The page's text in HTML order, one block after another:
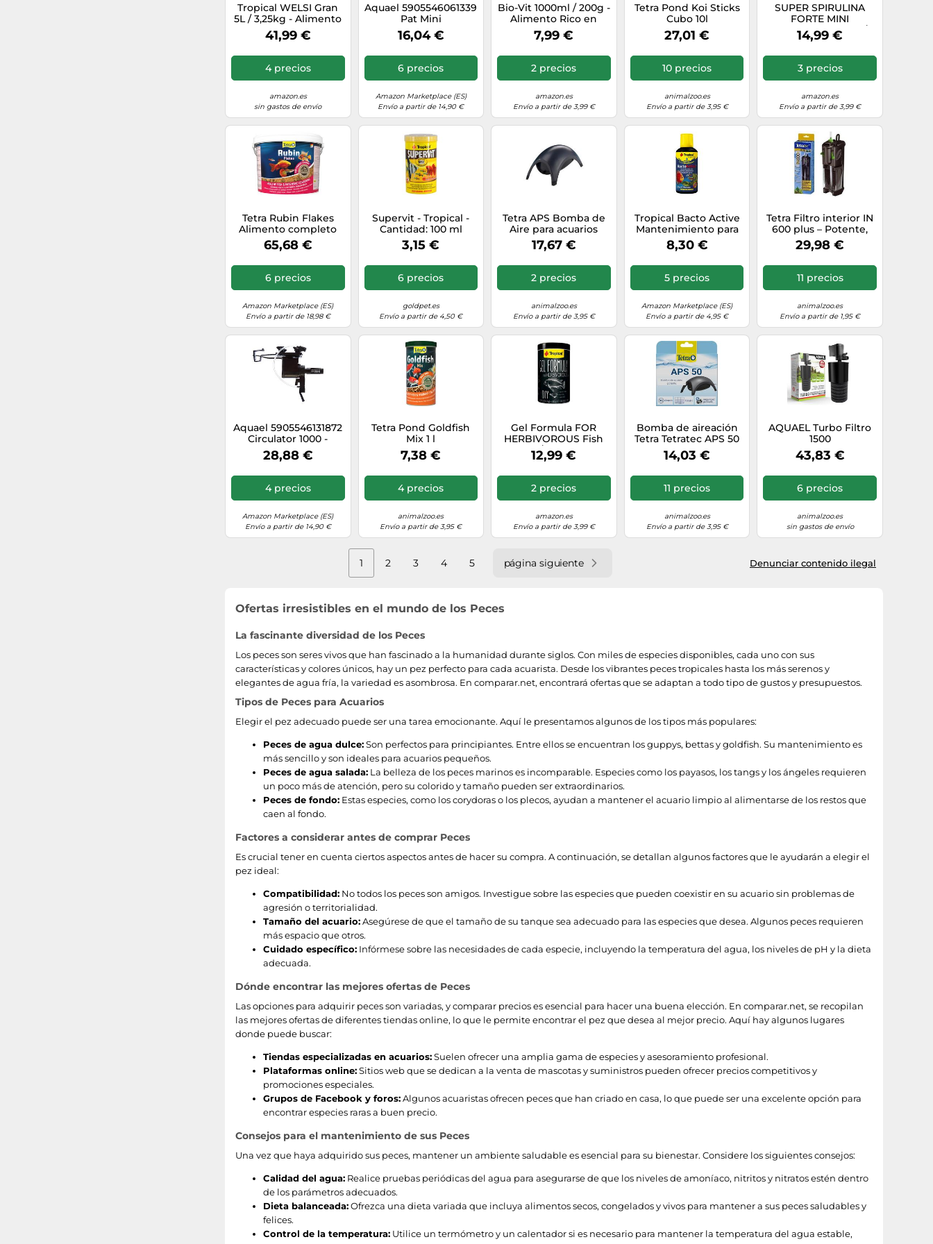
Tropical WELSI Gran
5L / 3,25kg - Alimento
Completo en Forma
de gránulos Multi-
Hunde para Peces
41,99 €
4 precios
amazon.es
sin gastos de envío
Aquael 5905546061339
Pat Mini
16,04 €
6 precios
Amazon Marketplace (ES)
Envío a partir de 14,90 €
Bio-Vit 1000ml / 200g -
Alimento Rico en
Ingredientes
Vegetales para Peces
7,99 €
2 precios
amazon.es
Envío a partir de 3,99 €
Tetra Pond Koi Sticks
Cubo 10l
27,01 €
10 precios
animalzoo.es
Envío a partir de 3,95 €
SUPER SPIRULINA
FORTE MINI
GRANULAT 250ml /
140g - Alimento
de agua dulce y
marina con altas
nutricionales
14,99 €
3 precios
amazon.es
Envío a partir de 3,99 €
Tetra Rubin Flakes
Alimento completo
en copos, 10 L
65,68 €
6 precios
Amazon Marketplace (ES)
Envío a partir de 18,98 €
Supervit - Tropical -
Cantidad: 100 ml
3,15 €
6 precios
goldpet.es
Envío a partir de 4,50 €
Tetra APS Bomba de
Aire para acuarios
17,67 €
2 precios
animalzoo.es
Envío a partir de 3,95 €
Tropical Bacto Active
Mantenimiento para
Acuariofilia 250 ML
8,30 €
5 precios
Amazon Marketplace (ES)
Envío a partir de 4,95 €
Tetra Filtro interior IN
600 plus – Potente,
filtración mecánica,
biológica y química –
29,98 €
11 precios
animalzoo.es
Envío a partir de 1,95 €
Aquael 5905546131872
Circulator 1000 -
Bomba de Agua
28,88 €
4 precios
Amazon Marketplace (ES)
Envío a partir de 14,90 €
Tetra Pond Goldfish
Mix 1 l
7,38 €
4 precios
animalzoo.es
Envío a partir de 3,95 €
Gel Formula FOR
HERBIVOROUS Fish
1000ML / 105G (3x35g)
- Alimento en Gel para
Propia Cuenta, con
Alto Contenido de
Peces herbívoros y
omnívoros
12,99 €
2 precios
amazon.es
Envío a partir de 3,99 €
Bomba de aireación
Tetra Tetratec APS 50
14,03 €
11 precios
animalzoo.es
Envío a partir de 3,95 €
AQUAEL Turbo Filtro
1500
43,83 €
6 precios
animalzoo.es
sin gastos de envío
Denunciar contenido ilegal
1 2 3 4 5 página siguiente
Ofertas irresistibles en el mundo de los Peces
La fascinante diversidad de los Peces
Los peces son seres vivos que han fascinado a la humanidad durante siglos. Con miles de especies disponibles, cada uno con sus
características y colores únicos, hay un pez perfecto para cada acuarista. Desde los vibrantes peces tropicales hasta los más serenos y
elegantes de agua fría, la variedad es asombrosa. En comparar.net, encontrará ofertas que se adaptan a todo tipo de gustos y presupuestos.
Tipos de Peces para Acuarios
Elegir el pez adecuado puede ser una tarea emocionante. Aquí le presentamos algunos de los tipos más populares:
Peces de agua dulce:Son perfectos para principiantes. Entre ellos se encuentran los guppys, bettas y goldfish. Su mantenimiento es
más sencillo y son ideales para acuarios pequeños.
Peces de agua salada: La belleza de los peces marinos es incomparable. Especies como los payasos, los tangs y los ángeles requieren
un poco más de atención, pero su colorido y tamaño pueden ser extraordinarios.
Peces de fondo: Estas especies, como los corydoras o los plecos, ayudan a mantener el acuario limpio al alimentarse de los restos que
caen al fondo.
Factores a considerar antes de comprar Peces
Es crucial tener en cuenta ciertos aspectos antes de hacer su compra. A continuación, se detallan algunos factores que le ayudarán a elegir el
pez ideal:
Compatibilidad: No todos los peces son amigos. Investigue sobre las especies que pueden coexistir en su acuario sin problemas de
agresión o territorialidad.
Tamaño del acuario:Asegúrese de que el tamaño de su tanque sea adecuado para las especies que desea. Algunos peces requieren
más espacio que otros.
Cuidado específico: Infórmese sobre las necesidades de cada especie, incluyendo la temperatura del agua, los niveles de pH y la dieta
adecuada.
Dónde encontrar las mejores ofertas de Peces
Las opciones para adquirir peces son variadas, y comparar precios es esencial para hacer una buena elección. En comparar.net, se recopilan
las mejores ofertas de diferentes tiendas online, lo que le permite encontrar el pez que desea al mejor precio. Aquí hay algunos lugares
donde puede buscar:
Tiendas especializadas en acuarios:Suelen ofrecer una amplia gama de especies y asesoramiento profesional.
Plataformas online:Sitios web que se dedican a la venta de mascotas y suministros pueden ofrecer precios competitivos y
promociones especiales.
Grupos de Facebook y foros:Algunos acuaristas ofrecen peces que han criado en casa, lo que puede ser una excelente opción para
encontrar especies raras a buen precio.
Consejos para el mantenimiento de sus Peces
Una vez que haya adquirido sus peces, mantener un ambiente saludable es esencial para su bienestar. Considere los siguientes consejos:
Calidad del agua: Realice pruebas periódicas del agua para asegurarse de que los niveles de amoníaco, nitritos y nitratos estén dentro
de los parámetros adecuados.
Dieta balanceada:Ofrezca una dieta variada que incluya alimentos secos, congelados y vivos para mantener a sus peces saludables y
felices.
Control de la temperatura: Utilice un termómetro y un calentador si es necesario para mantener la temperatura del agua estable,